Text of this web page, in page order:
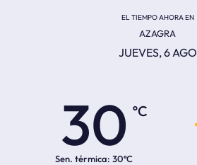
EL TIEMPO AHORA EN
AZAGRA
JUEVES, 6 AGO
30
ºC
Sen. térmica: 30ºC